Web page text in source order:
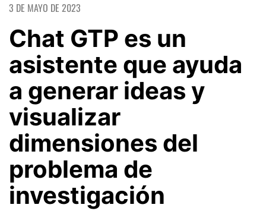
3 DE MAYO DE 2023
Chat GTP es un
asistente que ayuda
a generar ideas y
visualizar
dimensiones del
problema de
investigación